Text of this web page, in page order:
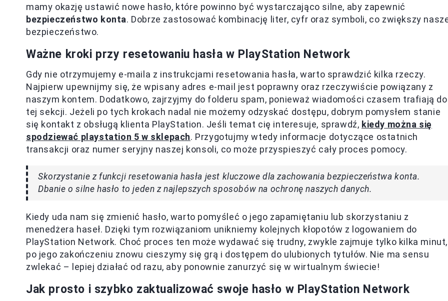
mamy okazję ustawić nowe hasło, które powinno być wystarczająco silne, aby zapewnić
bezpieczeństwo konta. Dobrze zastosować kombinację liter, cyfr oraz symboli, co zwiększy
bezpieczeństwo.
Ważne kroki przy resetowaniu hasła w PlayStation Network
Gdy nie otrzymujemy e-maila z instrukcjami resetowania hasła, warto sprawdzić kilka rzeczy.
Najpierw upewnijmy się, że wpisany adres e-mail jest poprawny oraz rzeczywiście powiązany z
naszym kontem. Dodatkowo, zajrzyjmy do folderu spam, ponieważ wiadomości czasem trafiają do
tej sekcji. Jeżeli po tych krokach nadal nie możemy odzyskać dostępu, dobrym pomysłem stanie
się kontakt z obsługą klienta PlayStation. Jeśli temat cię interesuje, sprawdź, kiedy można się
spodziewać playstation 5 w sklepach. Przygotujmy wtedy informacje dotyczące ostatnich
transakcji oraz numer seryjny naszej konsoli, co może przyspieszyć cały proces pomocy.
Skorzystanie z funkcji resetowania hasła jest kluczowe dla zachowania bezpieczeństwa konta.
Dbanie o silne hasło to jeden z najlepszych sposobów na ochronę naszych danych.
Kiedy uda nam się zmienić hasło, warto pomyśleć o jego zapamiętaniu lub skorzystaniu z
menedżera haseł. Dzięki tym rozwiązaniom unikniemy kolejnych kłopotów z logowaniem do
PlayStation Network. Choć proces ten może wydawać się trudny, zwykle zajmuje tylko kilka
po jego zakończeniu znowu cieszymy się grą i dostępem do ulubionych tytułów. Nie ma sensu
zwlekać – lepiej działać od razu, aby ponownie zanurzyć się w wirtualnym świecie!
Jak prosto i szybko zaktualizować swoje hasło w PlayStation Network